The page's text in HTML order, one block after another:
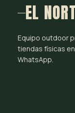
EL
Equipo outdoor
tiendas físicas
WhatsApp.